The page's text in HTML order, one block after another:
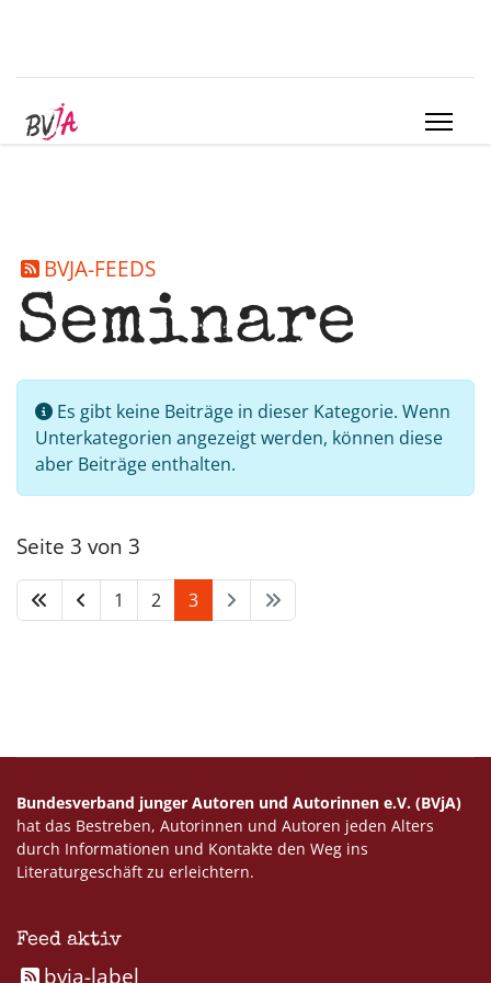
BVJA-FEEDS
Seminare
Information
Es gibt keine Beiträge in dieser Kategorie. Wenn
Unterkategorien angezeigt werden, können diese
aber Beiträge enthalten.
Seite 3 von 3
1 2 3
Bundesverband junger Autoren und Autorinnen e.V. (BVjA)
hat das Bestreben, Autorinnen und Autoren jeden Alters
durch Informationen und Kontakte den Weg ins
Literaturgeschäft zu erleichtern.
Feed aktiv
bvja-label